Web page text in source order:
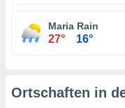
Maria Rain
27° 16°
Ortschaften in